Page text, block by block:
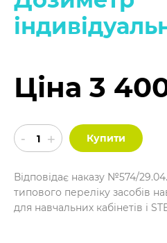
Ціна 3
Купити
Відповідає наказу №574/
типового переліку засобів
для навчальних кабінетів і